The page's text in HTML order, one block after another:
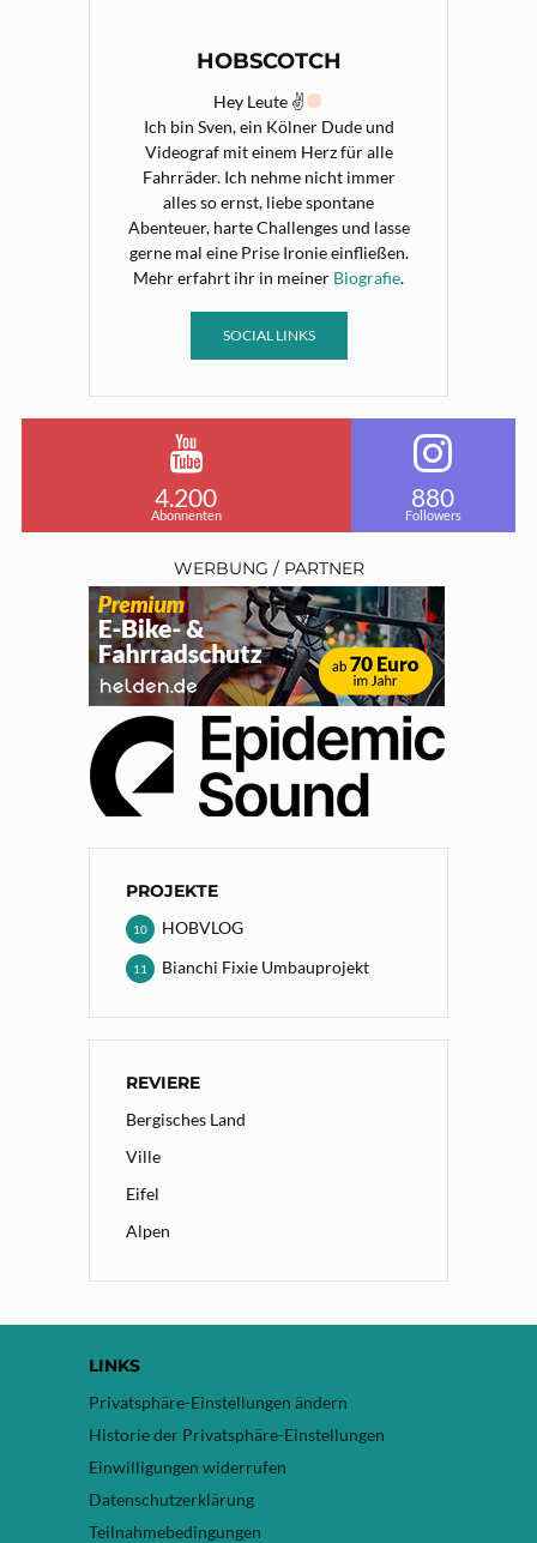
HOBSCOTCH
Hey Leute ✌
Ich bin Sven, ein Kölner Dude und
Videograf mit einem Herz für alle
Fahrräder. Ich nehme nicht immer
alles so ernst, liebe spontane
Abenteuer, harte Challenges und lasse
gerne mal eine Prise Ironie einfließen.
Mehr erfahrt ihr in meiner Biografie.
SOCIAL LINKS
4.200
Abonnenten
880
Followers
WERBUNG / PARTNER
PROJEKTE
HOBVLOG
10
Bianchi Fixie Umbauprojekt
11
REVIERE
Bergisches Land
Ville
Eifel
Alpen
LINKS
Privatsphäre-Einstellungen ändern
Historie der Privatsphäre-Einstellungen
Einwilligungen widerrufen
Datenschutzerklärung
Teilnahmebedingungen